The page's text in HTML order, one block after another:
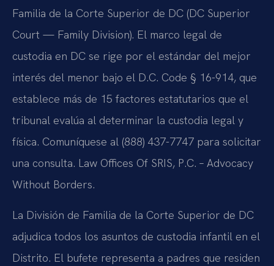
Familia de la Corte Superior de DC (DC Superior
Court — Family Division). El marco legal de
custodia en DC se rige por el estándar del mejor
interés del menor bajo el D.C. Code § 16-914, que
establece más de 15 factores estatutarios que el
tribunal evalúa al determinar la custodia legal y
física. Comuníquese al (888) 437-7747 para solicitar
una consulta. Law Offices Of SRIS, P.C. – Advocacy
Without Borders.
La División de Familia de la Corte Superior de DC
adjudica todos los asuntos de custodia infantil en el
Distrito. El bufete representa a padres que residen